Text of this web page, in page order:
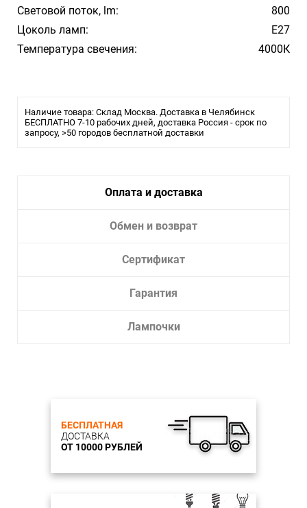
Световой поток, lm:
800
Цоколь ламп:
E27
Температура свечения:
4000К
Наличие товара: Склад Москва. Доставка в Челябинск
БЕСПЛАТНО 7-10 рабочих дней, доставка Россия - срок по
запросу, >50 городов бесплатной доставки
Оплата и доставка
Обмен и возврат
Сертификат
Гарантия
Лампочки
БЕСПЛАТНАЯ
ДОСТАВКА
ОТ 10000 РУБЛЕЙ